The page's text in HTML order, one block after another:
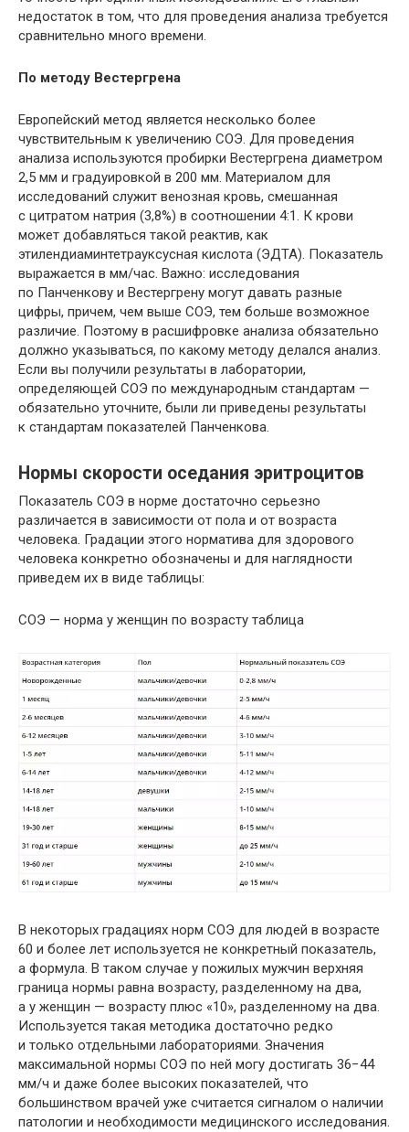
недостаток в том, что для проведения анализа требуется
сравнительно много времени.
По методу Вестергрена
Европейский метод является несколько более
чувствительным к увеличению СОЭ. Для проведения
анализа используются пробирки Вестергрена диаметром
2,5 мм и градуировкой в 200 мм. Материалом для
исследований служит венозная кровь, смешанная
с цитратом натрия (3,8%) в соотношении 4:1. К крови
может добавляться такой реактив, как
этилендиаминтетрауксусная кислота (ЭДТА). Показатель
выражается в мм/час. Важно: исследования
по Панченкову и Вестергрену могут давать разные
цифры, причем, чем выше СОЭ, тем больше возможное
различие. Поэтому в расшифровке анализа обязательно
должно указываться, по какому методу делался анализ.
Если вы получили результаты в лаборатории,
определяющей СОЭ по международным стандартам —
обязательно уточните, были ли приведены результаты
к стандартам показателей Панченкова.
Нормы скорости оседания эритроцитов
Показатель СОЭ в норме достаточно серьезно
различается в зависимости от пола и от возраста
человека. Градации этого норматива для здорового
человека конкретно обозначены и для наглядности
приведем их в виде таблицы:
СОЭ — норма у женщин по возрасту таблица
В некоторых градациях норм СОЭ для людей в возрасте
60 и более лет используется не конкретный показатель,
а формула. В таком случае у пожилых мужчин верхняя
граница нормы равна возрасту, разделенному на два,
а у женщин — возрасту плюс «10», разделенному на два.
Используется такая методика достаточно редко
и только отдельными лабораториями. Значения
максимальной нормы СОЭ по ней могу достигать 36−44
мм/ч и даже более высоких показателей, что
большинством врачей уже считается сигналом о наличии
патологии и необходимости медицинского исследования.